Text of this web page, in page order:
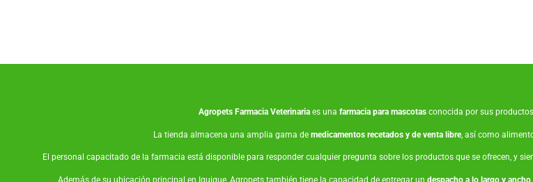
Agropets Farmacia Veterinariaes una farmacia para mascotasconocida por sus
La tienda almacena una amplia gama de medicamentos recetados y de venta libre, así como
El personal capacitado de la farmacia está disponible para responder cualquier pregunta sobre los productos que se ofrecen, y
Además de su ubicación principal en Iquique, Agropets también tiene la capacidad de entregar un despacho a lo largo y